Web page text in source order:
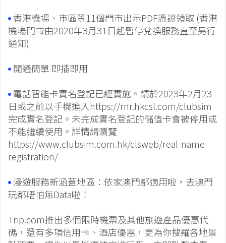
香港機場、市區等11個門市出示PDF憑證領取 (香港
機場門市由2020年3月31日起暫停兌換服務直至另行
通知)
開通簡單 即插即用
電話智能卡實名登記已經實施。請於2023年2月23
日或之前以手機進入https://rnr.hkcsl.com/clubsim
完成實名登記。未完成實名登記的儲值卡會被停用或
不能繼續使用。詳情請瀏覽
https://www.clubsim.com.hk/clsweb/real-name-
registration/
漫遊服務新涵蓋地區：依家澳門都適用啦，去澳門
玩都唔怕無Data啦！
Trip.com推出多個限時機票及其他旅遊產品優惠代
碼，還有多項信用卡、酒店優惠，更為你搜羅各地景